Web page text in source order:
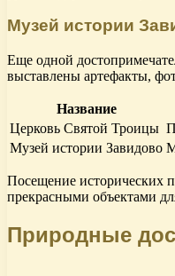
Музей истории
Еще одной
выставлены артефакты,
Название
Церковь Святой Троицы
Музей истории Завидово
Посещение исторических
прекрасными объектами
Природные